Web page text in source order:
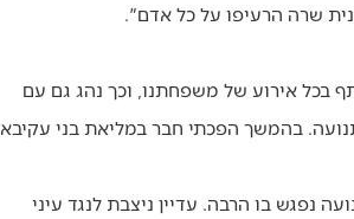
שרה הרעיפו על כל אדם".
בכל אירוע של משפחתנו, וכך נהג גם עם
בהמשך הפכתי חבר במליאת בני עקיבא,
נפגש בו הרבה. עדיין ניצבת לנגד עיני